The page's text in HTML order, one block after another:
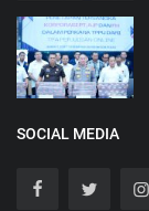
SOCIAL MEDIA